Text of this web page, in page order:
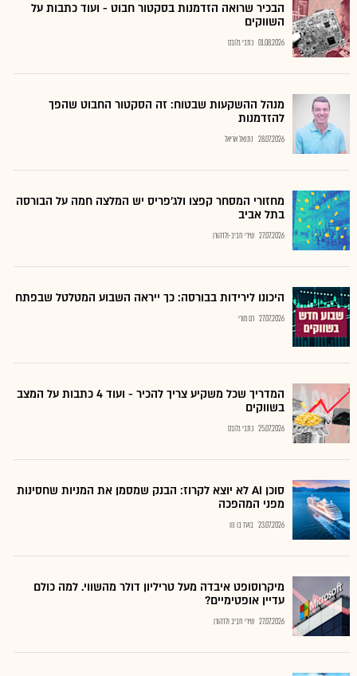
הבכיר שרואה הזדמנות בסקטור חבוט - ועוד כתבות על
השווקים
01.08.2026 כתבי גלובס
מנהל ההשקעות שבטוח: זה הסקטור החבוט שהפך
להזדמנות
28.07.2026 נתנאל אריאל
מחזורי המסחר קפצו ולג'פריס יש המלצה חמה על הבורסה
בתל אביב
27.07.2026 שירי חביב-ולדהורן
היכונו לירידות בבורסה: כך ייראה השבוע המטלטל שבפתח
27.07.2026 רם מורי
המדריך שכל משקיע צריך להכיר - ועוד 4 כתבות על המצב
בשווקים
25.07.2026 כתבי גלובס
סוכן AI לא יוצא לקרוז: הבנק שמסמן את המניות שחסינות
מפני המהפכה
23.07.2026 בועז בן נון
מיקרוסופט איבדה מעל טריליון דולר מהשווי. למה כולם
עדיין אופטימיים?
27.07.2026 שירי חביב ולדהורן